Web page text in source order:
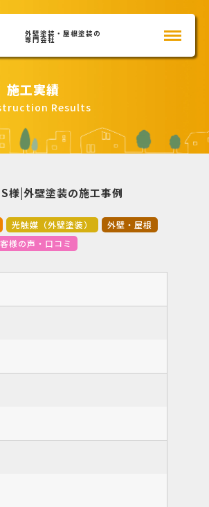
外壁塗装・屋根塗装の
専門会社
施工実績
Results
様|外壁塗装の施工事例
光触媒（外壁塗装）
外壁・屋根
様の声・口コミ